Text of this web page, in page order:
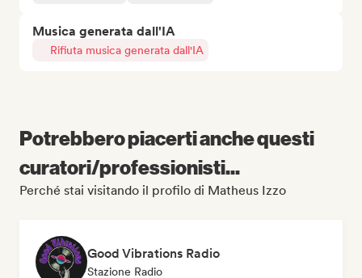
Musica generata dall'IA
Rifiuta musica generata dall'IA
Potrebbero piacerti anche questi
curatori/professionisti...
Perché stai visitando il profilo di Matheus Izzo
Good Vibrations Radio
Stazione Radio